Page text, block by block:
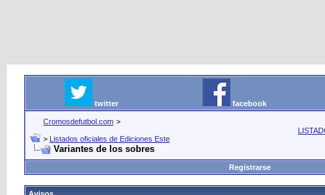
twitter facebook
Cromosdefutbol.com >
> Listados oficiales de Ediciones Este
Variantes de los sobres
Registrarse